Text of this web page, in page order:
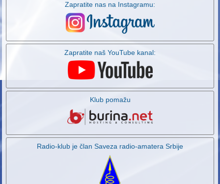
Zapratite nas na Instagramu:
Zapratite naš YouTube kanal:
Klub pomažu
Radio-klub je član Saveza radio-amatera Srbije